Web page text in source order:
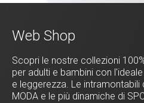
Web Shop
Scopri le nostre collezioni
per adulti e bambini con
e leggerezza. Le intramontabili
MODA e le più dinamiche di